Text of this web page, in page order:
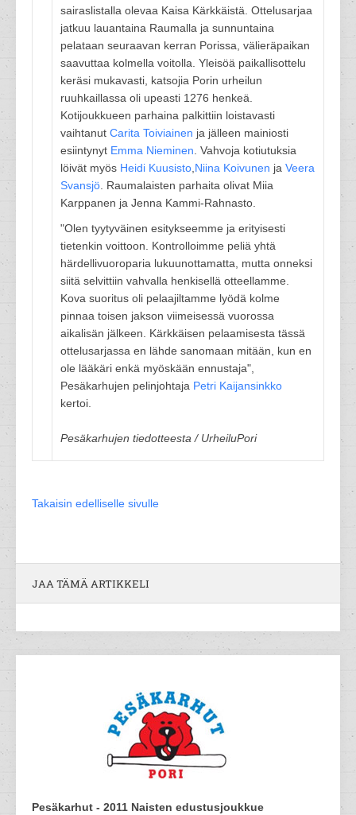
sairaslistalla olevaa Kaisa Kärkkäistä. Ottelusarjaa
jatkuu lauantaina Raumalla ja sunnuntaina
pelataan seuraavan kerran Porissa, välieräpaikan
saavuttaa kolmella voitolla. Yleisöä paikallisottelu
keräsi mukavasti, katsojia Porin urheilun
ruuhkaillassa oli upeasti 1276 henkeä.
Kotijoukkueen parhaina palkittiin loistavasti
vaihtanut Carita Toiviainen ja jälleen mainiosti
esiintynyt Emma Nieminen . Vahvoja kotiutuksia
löivät myös Heidi Kuusisto Niina Koivunen ja Veera
Svansjö . Raumalaisten parhaita olivat Miia
Karppanen ja Jenna Kammi-Rahnasto.
"Olen tyytyväinen esitykseemme ja erityisesti
tietenkin voittoon. Kontrolloimme peliä yhtä
härdellivuoroparia lukuunottamatta, mutta onneksi
siitä selvittiin vahvalla henkisellä otteellamme.
Kova suoritus oli pelaajiltamme lyödä kolme
pinnaa toisen jakson viimeisessä vuorossa
aikalisän jälkeen. Kärkkäisen pelaamisesta tässä
ottelusarjassa en lähde sanomaan mitään, kun en
ole lääkäri enkä myöskään ennustaja",
Pesäkarhujen pelinjohtaja Petri Kaijansinkko
kertoi.
Pesäkarhujen tiedotteesta / UrheiluPori
Takaisin edelliselle sivulle
JAA TÄMÄ ARTIKKELI
Pesäkarhut - 2011 Naisten edustusjoukkue